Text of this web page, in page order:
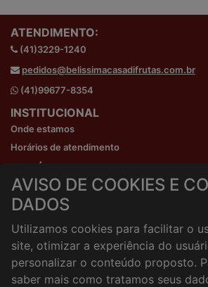
AVISO DE COOKIES E
DADOS
Utilizamos cookies para facilitar o
site, otimizar a experiência do
personalizar o conteúdo proposto.
saber mais como tratamos seus
ATENDIMENTO:
(41)3229-1240
pedidos@belissimacasadifrutas.com.br
(41)99677-8354
INSTITUCIONAL
Onde estamos
Horários de atendimento
HORÁRIOS E ENTREGA
Formas de Pagamento
Horários de Entrega
Cidades Atendidas
ACESSO RÁPIDO
Termos de uso